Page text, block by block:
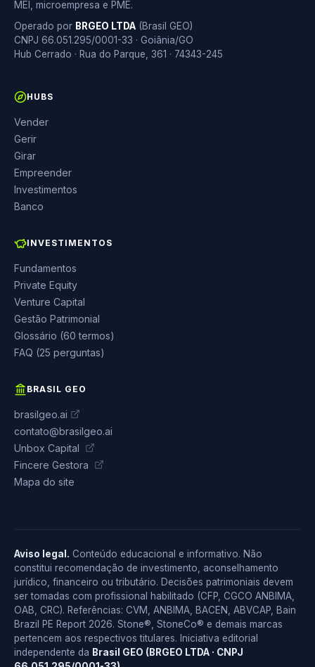
MEI, microempresa e PME.
Operado por BRGEO LTDA (Brasil GEO)
CNPJ 66.051.295/0001-33 · Goiânia/GO
Hub Cerrado · Rua do Parque, 361 · 74343-245
HUBS
Vender
Gerir
Girar
Empreender
Investimentos
Banco
INVESTIMENTOS
Fundamentos
Private Equity
Venture Capital
Gestão Patrimonial
Glossário (60 termos)
FAQ (25 perguntas)
BRASIL GEO
brasilgeo.ai
contato@brasilgeo.ai
Unbox Capital
Fincere Gestora
Mapa do site
Aviso legal. Conteúdo educacional e informativo. Não
constitui recomendação de investimento, aconselhamento
jurídico, financeiro ou tributário. Decisões patrimoniais devem
ser tomadas com profissional habilitado (CFP, CGCO ANBIMA,
OAB, CRC). Referências: CVM, ANBIMA, BACEN, ABVCAP, Bain
Brazil PE Report 2026. Stone®, StoneCo® e demais marcas
pertencem aos respectivos titulares. Iniciativa editorial
independente da Brasil GEO (BRGEO LTDA · CNPJ